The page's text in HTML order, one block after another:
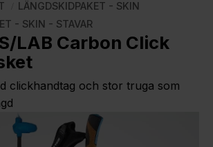
LÄNGDSKIDPAKET - SKIN
- SKIN - STAVAR
LAB Carbon Click
clickhandtag och stor truga som